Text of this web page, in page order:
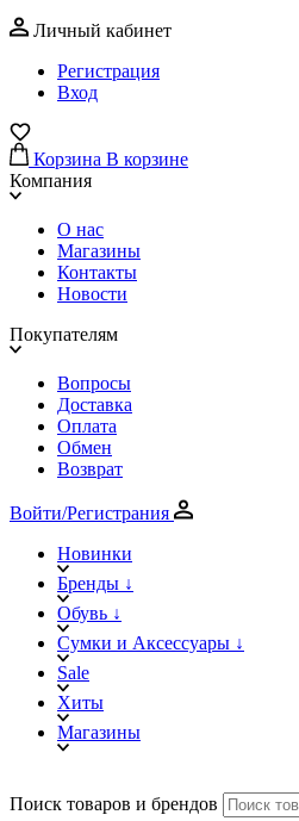
Личный кабинет
Регистрация
Вход
Корзина В корзине
Компания
О нас
Магазины
Контакты
Новости
Покупателям
Вопросы
Доставка
Оплата
Обмен
Возврат
Войти/Регистрания
Новинки
Бренды ↓
Обувь ↓
Сумки и Аксессуары ↓
Sale
Хиты
Магазины
Поиск товаров и брендов